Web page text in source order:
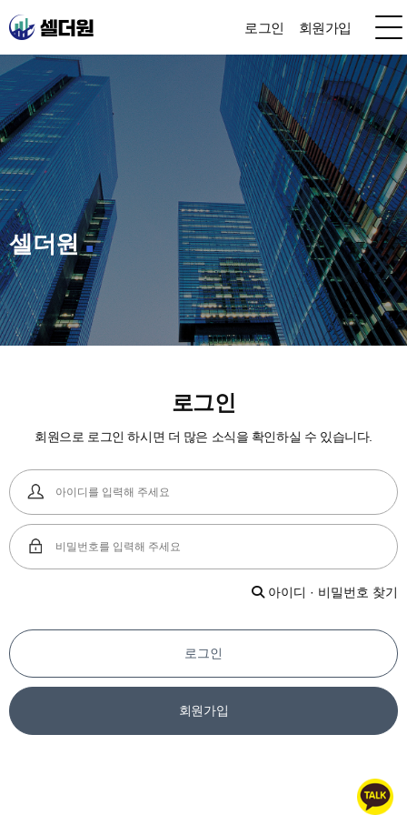
로그인 회원가입
셀더원
로그인
회원으로 로그인 하시면 더 많은 소식을 확인하실 수 있습니다.
아이디 · 비밀번호 찾기
로그인
회원가입